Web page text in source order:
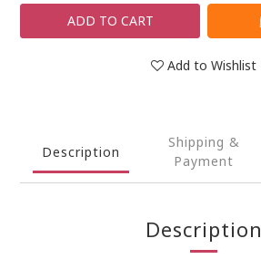
ADD TO CART
Add to Wishlist
Description
Shipping &
Payment
Description